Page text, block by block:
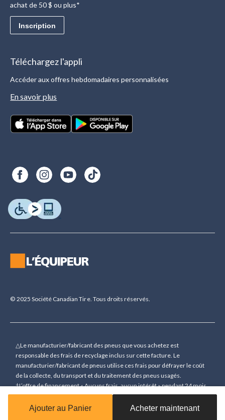
Ajouter au Panier Acheter maintenant
achat de 50 $ ou plus*
Inscription
Téléchargez l'appli
Accéder aux offres hebdomadaires personnalisées
En savoir plus
© 2025 Société Canadian Tire. Tous droits réservés.
△Le manufacturier/fabricant des pneus que vous achetez est
responsable des frais de recyclage inclus sur cette facture. Le
manufacturier/fabricant de pneus utilise ces frais pour défrayer le coût
de la collecte, du transport et du traitement des pneus usagés.
†L’offre de financement « Aucuns frais, aucun intérêt » pendant 24 mois
(sauf indication contraire) n’est accordée que sur demande sous
réserve d’une approbation de crédit préalable pour des achats de 150 $